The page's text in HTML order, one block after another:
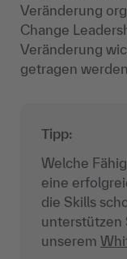
Veränderung
Change
Veränderung
getragen
Tipp:
Welche
eine
die Skills
unterstützen
unserem